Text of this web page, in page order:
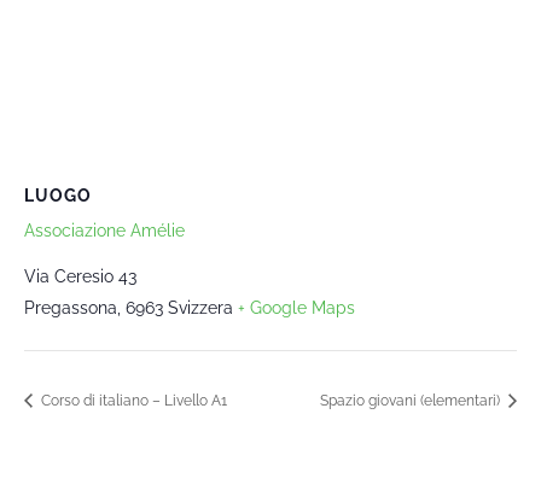
LUOGO
Associazione Amélie
Via Ceresio 43
Pregassona 6963 Svizzera + Google Maps
Corso di italiano – Livello A1 Spazio giovani (elementari)